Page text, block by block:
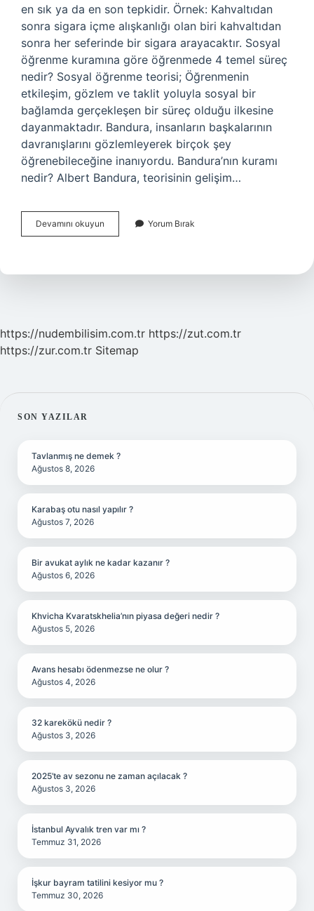
en sık ya da en son tepkidir. Örnek: Kahvaltıdan
sonra sigara içme alışkanlığı olan biri kahvaltıdan
sonra her seferinde bir sigara arayacaktır. Sosyal
öğrenme kuramına göre öğrenmede 4 temel süreç
nedir? Sosyal öğrenme teorisi; Öğrenmenin
etkileşim, gözlem ve taklit yoluyla sosyal bir
bağlamda gerçekleşen bir süreç olduğu ilkesine
dayanmaktadır. Bandura, insanların başkalarının
davranışlarını gözlemleyerek birçok şey
öğrenebileceğine inanıyordu. Bandura’nın kuramı
nedir? Albert Bandura, teorisinin gelişim…
Devamını okuyun Belirleyicilik
Ilkesi
Yorum Bırak
https://nudembilisim.com.tr https://zut.com.tr
https://zur.com.tr Sitemap
SIDEBAR
SON YAZILAR
Tavlanmış ne demek ?
Ağustos 8, 2026
Karabaş otu nasıl yapılır ?
Ağustos 7, 2026
Bir avukat aylık ne kadar kazanır ?
Ağustos 6, 2026
Khvicha Kvaratskhelia’nın piyasa değeri nedir ?
Ağustos 5, 2026
Avans hesabı ödenmezse ne olur ?
Ağustos 4, 2026
32 karekökü nedir ?
Ağustos 3, 2026
2025’te av sezonu ne zaman açılacak ?
Ağustos 3, 2026
İstanbul Ayvalık tren var mı ?
Temmuz 31, 2026
İşkur bayram tatilini kesiyor mu ?
Temmuz 30, 2026